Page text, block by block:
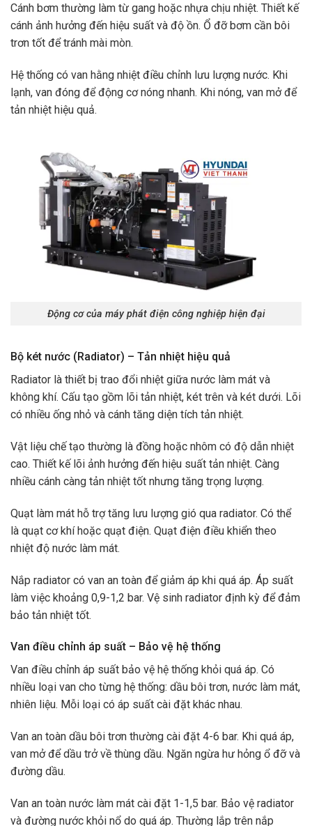
Cánh bơm thường làm từ gang hoặc nhựa chịu nhiệt. Thiết kế
cánh ảnh hưởng đến hiệu suất và độ ồn. Ổ đỡ bơm cần bôi
trơn tốt để tránh mài mòn.
Hệ thống có van hằng nhiệt điều chỉnh lưu lượng nước. Khi
lạnh, van đóng để động cơ nóng nhanh. Khi nóng, van mở để
tản nhiệt hiệu quả.
Động cơ của máy phát điện công nghiệp hiện đại
Bộ két nước (Radiator) – Tản nhiệt hiệu quả
Radiator là thiết bị trao đổi nhiệt giữa nước làm mát và
không khí. Cấu tạo gồm lõi tản nhiệt, két trên và két dưới. Lõi
có nhiều ống nhỏ và cánh tăng diện tích tản nhiệt.
Vật liệu chế tạo thường là đồng hoặc nhôm có độ dẫn nhiệt
cao. Thiết kế lõi ảnh hưởng đến hiệu suất tản nhiệt. Càng
nhiều cánh càng tản nhiệt tốt nhưng tăng trọng lượng.
Quạt làm mát hỗ trợ tăng lưu lượng gió qua radiator. Có thể
là quạt cơ khí hoặc quạt điện. Quạt điện điều khiển theo
nhiệt độ nước làm mát.
Nắp radiator có van an toàn để giảm áp khi quá áp. Áp suất
làm việc khoảng 0,9-1,2 bar. Vệ sinh radiator định kỳ để đảm
bảo tản nhiệt tốt.
Van điều chỉnh áp suất – Bảo vệ hệ thống
Van điều chỉnh áp suất bảo vệ hệ thống khỏi quá áp. Có
nhiều loại van cho từng hệ thống: dầu bôi trơn, nước làm mát,
nhiên liệu. Mỗi loại có áp suất cài đặt khác nhau.
Van an toàn dầu bôi trơn thường cài đặt 4-6 bar. Khi quá áp,
van mở để dầu trở về thùng dầu. Ngăn ngừa hư hỏng ổ đỡ và
đường dầu.
Van an toàn nước làm mát cài đặt 1-1,5 bar. Bảo vệ radiator
và đường nước khỏi nổ do quá áp. Thường lắp trên nắp